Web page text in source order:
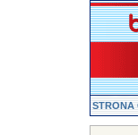
STRONA